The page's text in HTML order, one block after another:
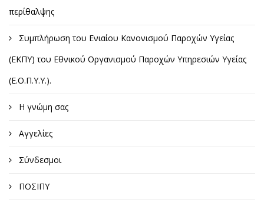
περίθαλψης
Συμπλήρωση του Ενιαίου Κανονισμού Παροχών Υγείας
(ΕΚΠΥ) του Εθνικού Οργανισμού Παροχών Υπηρεσιών Υγείας
(Ε.Ο.Π.Υ.Υ.).
Η γνώμη σας
Αγγελίες
Σύνδεσμοι
ΠΟΣΙΠΥ